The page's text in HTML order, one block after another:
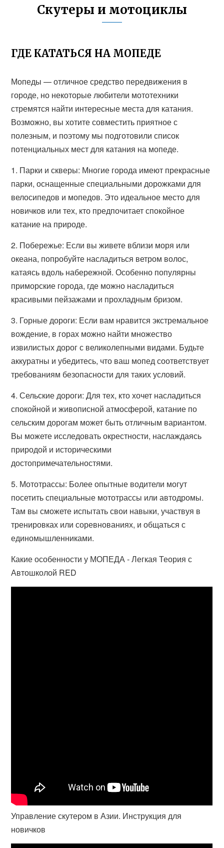
Скутеры и мотоциклы
ГДЕ КАТАТЬСЯ НА МОПЕДЕ
Мопеды — отличное средство передвижения в
городе, но некоторые любители мототехники
стремятся найти интересные места для катания.
Возможно, вы хотите совместить приятное с
полезным, и поэтому мы подготовили список
потенциальных мест для катания на мопеде.
1. Парки и скверы: Многие города имеют прекрасные
парки, оснащенные специальными дорожками для
велосипедов и мопедов. Это идеальное место для
новичков или тех, кто предпочитает спокойное
катание на природе.
2. Побережье: Если вы живете вблизи моря или
океана, попробуйте насладиться ветром волос,
катаясь вдоль набережной. Особенно популярны
приморские города, где можно насладиться
красивыми пейзажами и прохладным бризом.
3. Горные дороги: Если вам нравится экстремальное
вождение, в горах можно найти множество
извилистых дорог с великолепными видами. Будьте
аккуратны и убедитесь, что ваш мопед соответствует
требованиям безопасности для таких условий.
4. Сельские дороги: Для тех, кто хочет насладиться
спокойной и живописной атмосферой, катание по
сельским дорогам может быть отличным вариантом.
Вы можете исследовать окрестности, наслаждаясь
природой и историческими
достопримечательностями.
5. Мототрассы: Более опытные водители могут
посетить специальные мототрассы или автодромы.
Там вы сможете испытать свои навыки, участвуя в
тренировках или соревнованиях, и общаться с
единомышленниками.
Какие особенности у МОПЕДА - Легкая Теория с
Автошколой RED
Управление скутером в Азии. Инструкция для
новичков